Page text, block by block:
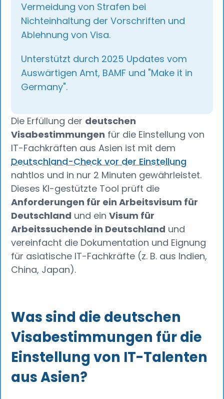
Vermeidung von Strafen bei
Nichteinhaltung der Vorschriften und
Ablehnung von Visa.
Unterstützt durch 2025 Updates vom
Auswärtigen Amt, BAMF und "Make it in
Germany".
Die Erfüllung der deutschen
Visabestimmungen für die Einstellung von
IT-Fachkräften aus Asien ist mit dem
Deutschland-Check vor der Einstellung
nahtlos und in nur 2 Minuten gewährleistet.
Dieses KI-gestützte Tool prüft die
Anforderungen für ein Arbeitsvisum für
Deutschland und einVisum für
Arbeitssuchende in Deutschland und
vereinfacht die Dokumentation und Eignung
für asiatische IT-Fachkräfte (z. B. aus Indien,
China, Japan).
Was sind die deutschen
Visabestimmungen für die
Einstellung von IT-Talenten
aus Asien?